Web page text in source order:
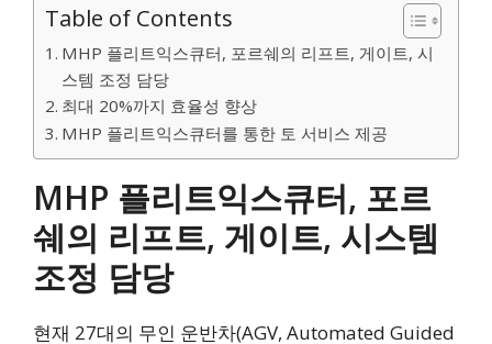
Table of Contents
MHP 플리트익스큐터, 포르쉐의 리프트, 게이트, 시
스템 조정 담당
최대 20%까지 효율성 향상
MHP 플리트익스큐터를 통한 토 서비스 제공
MHP 플리트익스큐터, 포르
쉐의 리프트, 게이트, 시스템
조정 담당
현재 27대의 무인 운반차(AGV, Automated Guided